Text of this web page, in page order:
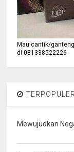
Mau cantik/
di 081338522226
Mewujudkan